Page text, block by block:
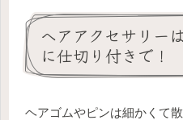
ヘアアクセサリー
に仕切り付きで！
ヘアゴムやピンは細かくて